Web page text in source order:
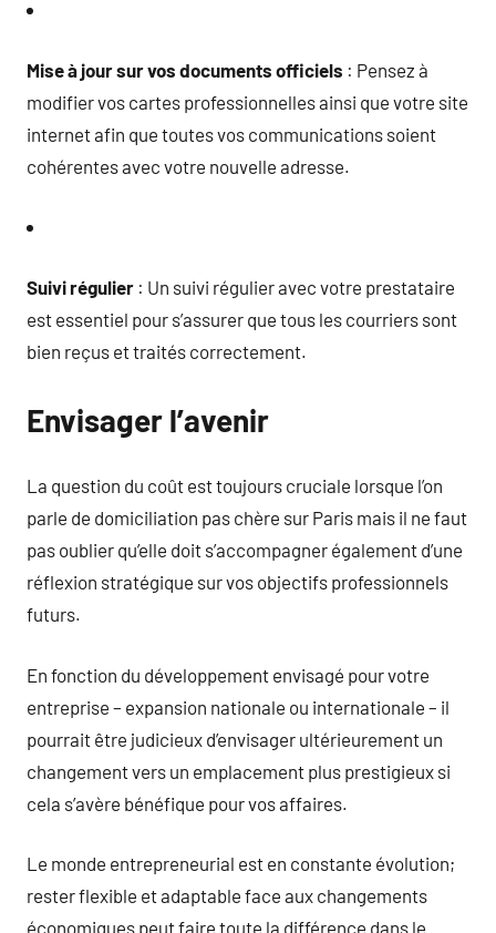
Mise à jour sur vos documents officiels : Pensez à
modifier vos cartes professionnelles ainsi que votre site
internet afin que toutes vos communications soient
cohérentes avec votre nouvelle adresse.
Suivi régulier : Un suivi régulier avec votre prestataire
est essentiel pour s’assurer que tous les courriers sont
bien reçus et traités correctement.
Envisager l’avenir
La question du coût est toujours cruciale lorsque l’on
parle de domiciliation pas chère sur Paris mais il ne faut
pas oublier qu’elle doit s’accompagner également d’une
réflexion stratégique sur vos objectifs professionnels
futurs.
En fonction du développement envisagé pour votre
entreprise – expansion nationale ou internationale – il
pourrait être judicieux d’envisager ultérieurement un
changement vers un emplacement plus prestigieux si
cela s’avère bénéfique pour vos affaires.
Le monde entrepreneurial est en constante évolution;
rester flexible et adaptable face aux changements
économiques peut faire toute la différence dans le